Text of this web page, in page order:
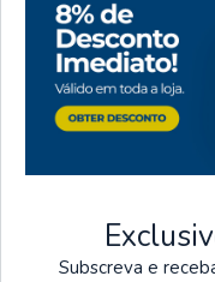
Entregas
Subscreva e